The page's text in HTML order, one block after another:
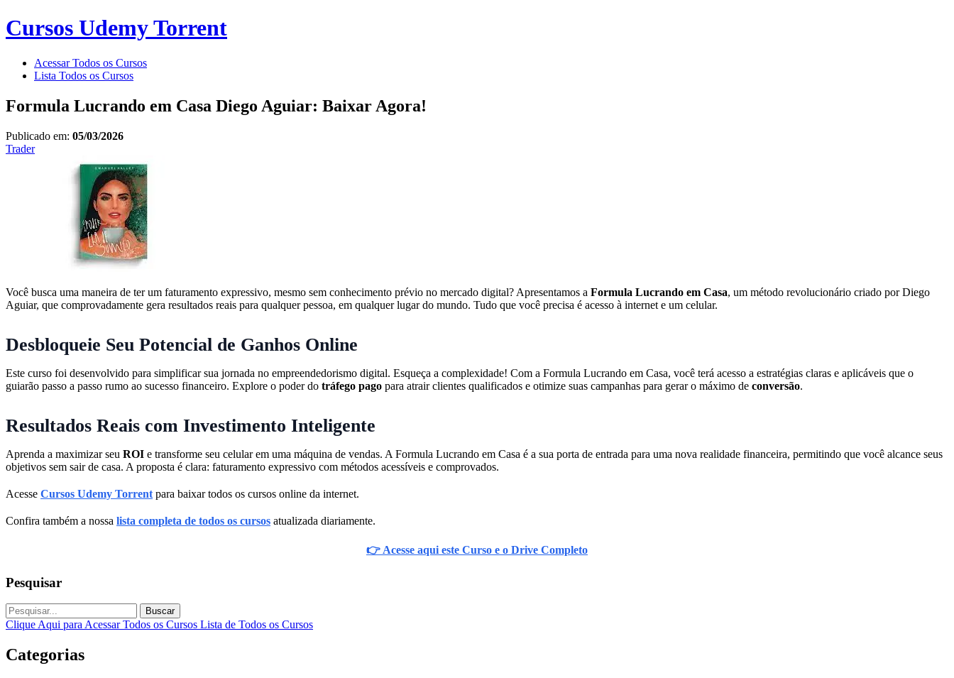
Cursos Udemy Torrent
Acessar Todos os Cursos
Lista Todos os Cursos
Formula Lucrando em Casa Diego Aguiar: Baixar Agora!
Publicado em: 05/03/2026
Trader
Você busca uma maneira de ter um faturamento expressivo, mesmo sem conhecimento prévio no mercado digital? Apresentamos a Formula Lucrando em Casa, um método revolucionário criado por Diego
Aguiar, que comprovadamente gera resultados reais para qualquer pessoa, em qualquer lugar do mundo. Tudo que você precisa é acesso à internet e um celular.
Desbloqueie Seu Potencial de Ganhos Online
Este curso foi desenvolvido para simplificar sua jornada no empreendedorismo digital. Esqueça a complexidade! Com a Formula Lucrando em Casa, você terá acesso a estratégias claras e aplicáveis que o
guiarão passo a passo rumo ao sucesso financeiro. Explore o poder do tráfego pago para atrair clientes qualificados e otimize suas campanhas para gerar o máximo de conversão.
Resultados Reais com Investimento Inteligente
Aprenda a maximizar seu ROI e transforme seu celular em uma máquina de vendas. A Formula Lucrando em Casa é a sua porta de entrada para uma nova realidade financeira, permitindo que você alcance seus
objetivos sem sair de casa. A proposta é clara: faturamento expressivo com métodos acessíveis e comprovados.
Acesse Cursos Udemy Torrent para baixar todos os cursos online da internet.
Confira também a nossa lista completa de todos os cursos atualizada diariamente.
👉 Acesse aqui este Curso e o Drive Completo
Pesquisar
Buscar
Clique Aqui para Acessar Todos os Cursos Lista de Todos os Cursos
Categorias